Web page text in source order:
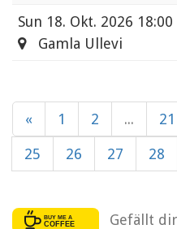
Sun 18. Okt. 2026 18:00
Gamla Ullevi
« 1 2 ... 21
25 26 27 28
Gefällt